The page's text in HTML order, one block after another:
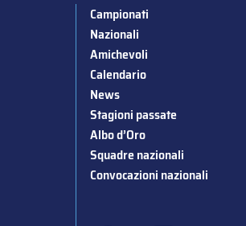
Campionati
Nazionali
Amichevoli
Calendario
News
Stagioni passate
Albo d’Oro
Squadre nazionali
Convocazioni nazionali